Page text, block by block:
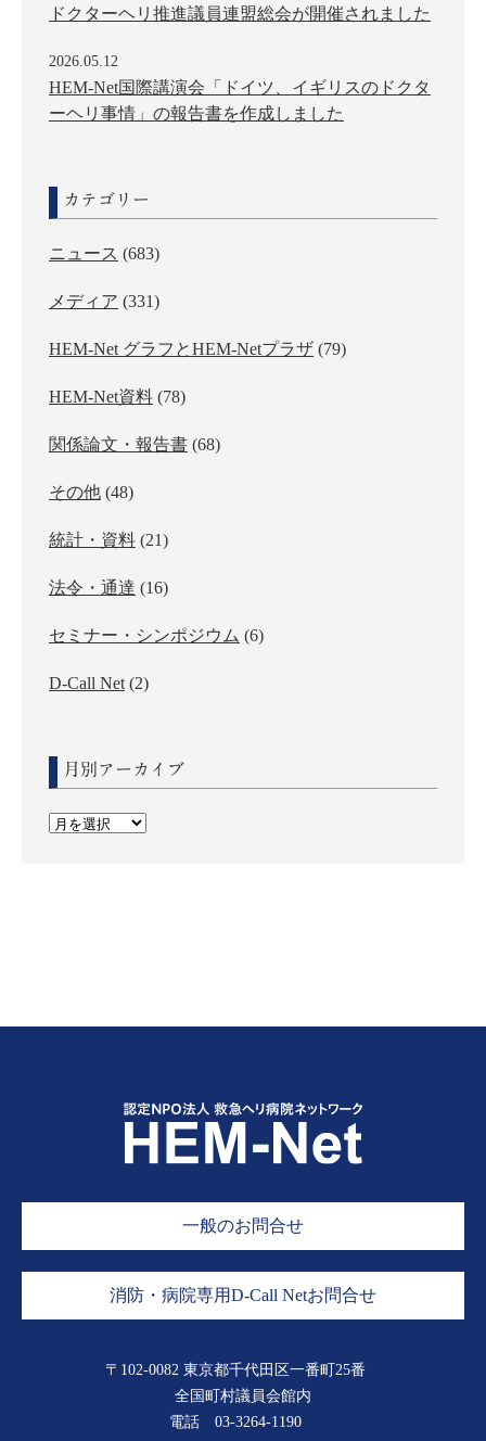
ドクターヘリ推進議員連盟総会が開催されました
2026.05.12
HEM-Net国際講演会「ドイツ、イギリスのドクタ
ーヘリ事情」の報告書を作成しました
カテゴリー
ニュース (683)
メディア (331)
HEM-Net グラフとHEM-Netプラザ (79)
HEM-Net資料 (78)
関係論文・報告書 (68)
その他 (48)
統計・資料 (21)
法令・通達 (16)
セミナー・シンポジウム (6)
D-Call Net (2)
月別アーカイブ
一般のお問合せ
消防・病院専用D-Call Netお問合せ
〒102-0082 東京都千代田区一番町25番
全国町村議員会館内
電話 03-3264-1190